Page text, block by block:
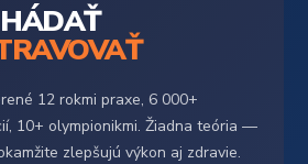
12 rokmi praxe, 6 000+
10+ olympionikmi. Žiadna teória —
zlepšujú výkon aj zdravie.